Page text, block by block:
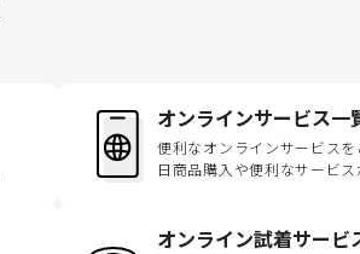
オンラインサービス一
便利なオンラインサービス
日商品購入や便利なサービス
オンライン試着サービ